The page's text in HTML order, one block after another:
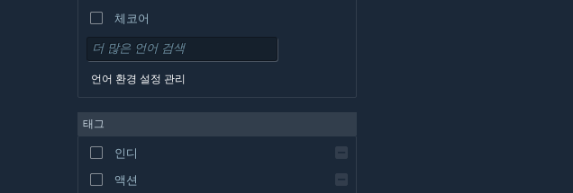
체코어
덴마크어
독일어
스페인어 - 중남미
그리스어
언어 환경 설정 관리
태그
인디
액션